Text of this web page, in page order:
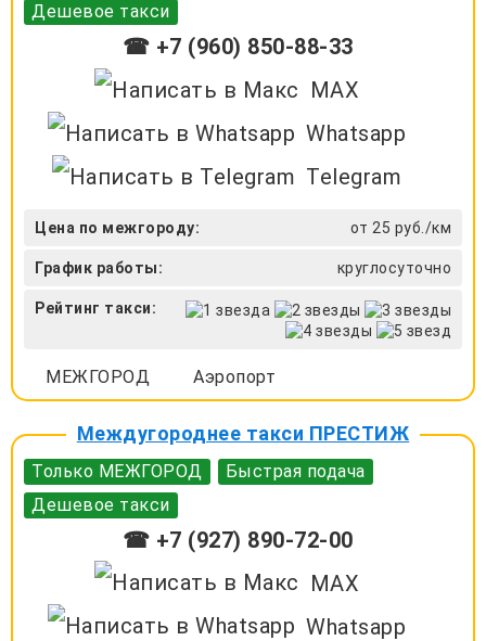
Дешевое такси
☎ +7 (960) 850-88-33
MAX
Whatsapp
Telegram
Цена по межгороду: от 25 руб./км
График работы: круглосуточно
Рейтинг такси:
МЕЖГОРОД Аэропорт
Междугороднее такси ПРЕСТИЖ
Только МЕЖГОРОД
Быстрая подача
Дешевое такси
☎ +7 (927) 890-72-00
MAX
Whatsapp